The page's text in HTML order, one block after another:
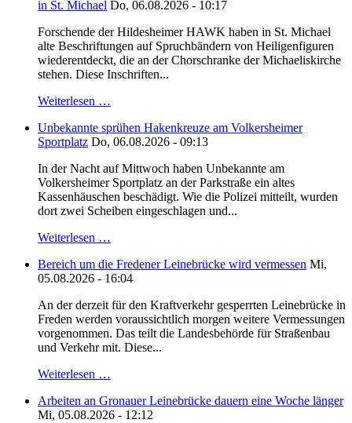
in St. Michael Do, 06.08.2026 - 10:17
Forschende der Hildesheimer HAWK haben in St. Michael
alte Beschriftungen auf Spruchbändern von Heiligenfiguren
wiederentdeckt, die an der Chorschranke der Michaeliskirche
stehen. Diese Inschriften...
Weiterlesen …
Unbekannte sprühen Hakenkreuze am Volkersheimer
Sportplatz Do, 06.08.2026 - 09:13
In der Nacht auf Mittwoch haben Unbekannte am
Volkersheimer Sportplatz an der Parkstraße ein altes
Kassenhäuschen beschädigt. Wie die Polizei mitteilt, wurden
dort zwei Scheiben eingeschlagen und...
Weiterlesen …
Bereich um die Fredener Leinebrücke wird vermessen Mi,
05.08.2026 - 16:04
An der derzeit für den Kraftverkehr gesperrten Leinebrücke in
Freden werden voraussichtlich morgen weitere Vermessungen
vorgenommen. Das teilt die Landesbehörde für Straßenbau
und Verkehr mit. Diese...
Weiterlesen …
Arbeiten an Gronauer Leinebrücke dauern eine Woche länger
Mi, 05.08.2026 - 12:12